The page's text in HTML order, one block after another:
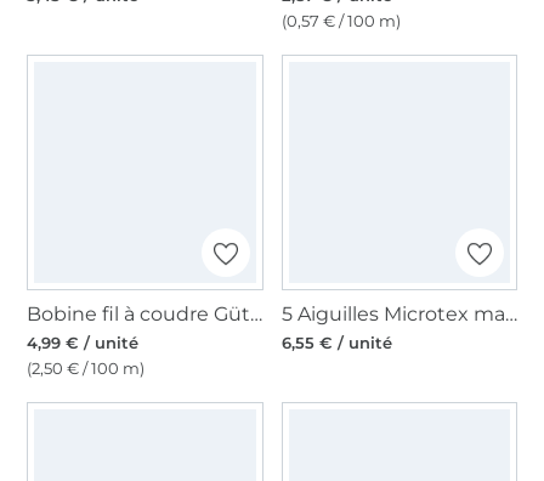
(0,57 € / 100 m)
Bobine fil à coudre Gütermann 200m polyester, (118) beige clair
4,99 € / unité
(2,50 € / 100 m)
5 Aiguilles Microtex machine à coudre Prym 130/705, 60-80
6,55 € / unité